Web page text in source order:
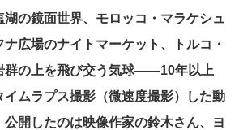
の鏡面世界、モロッコ・マラケシュ
広場のナイトマーケット、トルコ・
群の上を飛び交う気球――10年以上
イムラプス撮影（微速度撮影）した動
開したのは映像作家の鈴木さん、ヨ